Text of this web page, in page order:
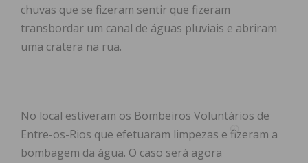
chuvas que se fizeram sentir que fizeram
transbordar um canal de águas pluviais e abriram
uma cratera na rua.
No local estiveram os Bombeiros Voluntários de
Entre-os-Rios que efetuaram limpezas e fizeram a
bombagem da água. O caso será agora